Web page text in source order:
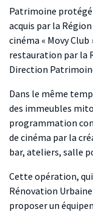
Patrimoine protégé
acquis par la
cinéma « Movy
restauration par la
Direction
Dans le même
des immeubles
programmation
de cinéma par la
bar, ateliers, salle
Cette opération,
Rénovation Urbaine
proposer un